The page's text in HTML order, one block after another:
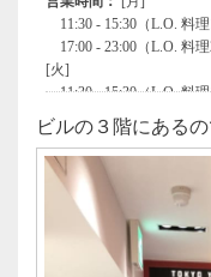
ビルの３階にある